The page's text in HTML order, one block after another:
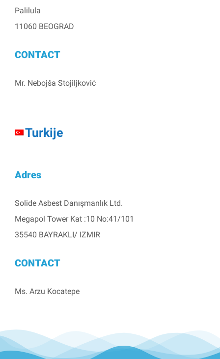
Palilula
11060 BEOGRAD
CONTACT
Mr. Nebojša Stojiljković
Turkije
Adres
Solide Asbest Danışmanlık Ltd.
Megapol Tower Kat :10 No:41/101
35540 BAYRAKLI/ IZMIR
CONTACT
Ms. Arzu Kocatepe